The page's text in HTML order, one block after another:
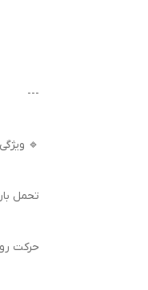
---
🔹
تحمل
حرکت